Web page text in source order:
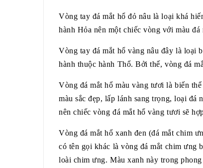
Vòng tay đá mắt hổ đỏ nâu là loại khá
hành Hỏa nên một chiếc vòng với màu
Vòng tay đá mắt hổ vàng nâu đây là loại
hành thuộc hành Thổ. Bởi thế, vòng đá
Vòng đá mắt hổ màu vàng tươi là biến
màu sắc đẹp, lấp lánh sang trọng, loại
nên chiếc vòng đá mắt hổ vàng tươi sẽ
Vòng đá mắt hổ xanh đen (đá mắt chim
có tên gọi khác là vòng đá mắt chim ưng
loài chim ưng. Màu xanh này trong